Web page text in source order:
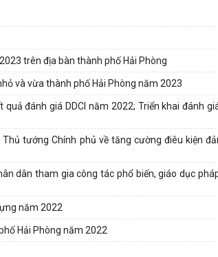
trên địa bàn thành phố Hải Phòng
và vừa thành phố Hải Phòng năm 2023
đánh giá DDCI năm 2022; Triển khai đánh
tướng Chính phủ về tăng cường điêu kiện
dân tham gia công tác phổ biến, giáo dục
năm 2022
Hải Phòng năm 2022